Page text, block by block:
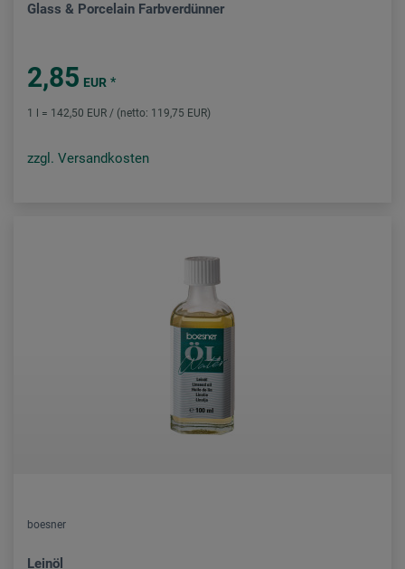
Glass & Porcelain Farbverdünner
2,85 EUR *
1 l = 142,50 EUR / (netto: 119,75 EUR)
zzgl. Versandkosten
boesner
Leinöl